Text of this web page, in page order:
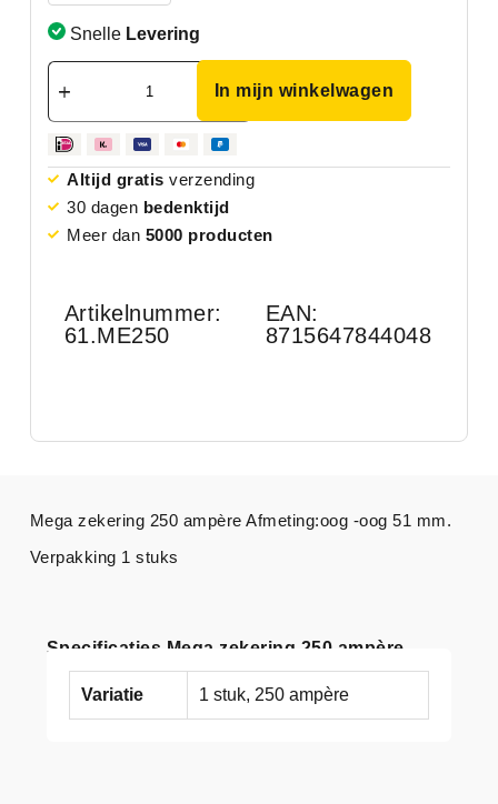
Snelle Levering
In mijn winkelwagen
Altijd gratis verzending
30 dagen bedenktijd
Meer dan 5000 producten
Artikelnummer:
61.ME250
EAN:
8715647844048
Specificaties Mega zekering 250 ampère
Variatie 1 stuk, 250 ampère
Mega zekering 250 ampère Afmeting:oog -oog 51 mm.
Verpakking 1 stuks